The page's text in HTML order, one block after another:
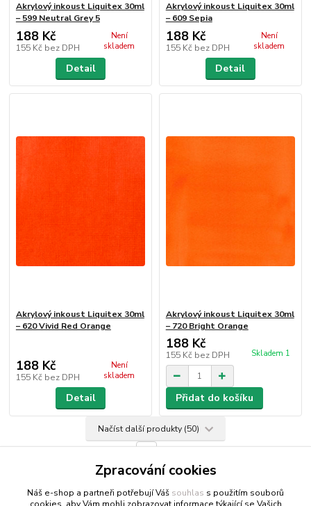
Akrylový inkoust Liquitex 30ml
– 599 Neutral Grey 5
188 Kč
155 Kč bez DPH
Není
skladem
Detail
Akrylový inkoust Liquitex 30ml
– 609 Sepia
188 Kč
155 Kč bez DPH
Není
skladem
Detail
Akrylový inkoust Liquitex 30ml
– 620 Vivid Red Orange
188 Kč
155 Kč bez DPH
Není
skladem
Detail
Akrylový inkoust Liquitex 30ml
– 720 Bright Orange
188 Kč
155 Kč bez DPH Skladem 1
Přidat do košíku
Načíst další produkty (50)
Zpracování cookies
Náš e-shop a partneři potřebují Váš souhlas s použitím souborů